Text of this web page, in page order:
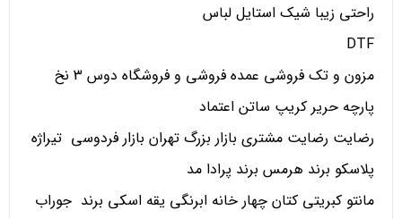
راحتی زیبا شیک استایل لباس
DTF
مزون و تک فروشی عمده فروشی و فروشگاه دوس 3 نخ
پارچه حریر کریپ ساتن اعتماد
رضایت رضایت مشتری بازار بزرگ تهران بازار فردوسی تیراژه
پلاسکو برند هرمس برند پرادا مد
مانتو کبریتی کتان چهار خانه ابرنگی یقه اسکی برند جوراب